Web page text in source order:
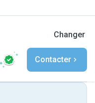
Changer
Contacter